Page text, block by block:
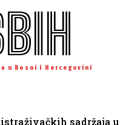
u Bosni i Hercegovini
sadržaja u